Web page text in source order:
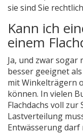
sie sind Sie
Kann ich
einem
Ja, und zwar sogar
besser geeignet
mit Winkelträgern
können. In vielen
Flachdachs voll
Lastverteilung
Entwässerung darf